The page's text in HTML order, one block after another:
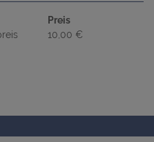
Preis
10,00 €